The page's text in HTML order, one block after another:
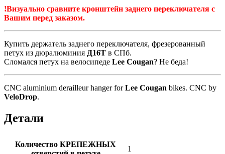
!Визуально сравните кронштейн заднего переключателя с
Вашим перед заказом.
Купить держатель заднего переключателя, фрезерованный
петух из дюралюминия Д16Т в СПб.
Сломался петух на велосипеде Lee Cougan? Не беда!
CNC aluminium derailleur hanger forLee Cougan bikes. CNC by
VeloDrop.
Детали
Количество КРЕПЕЖНЫХ
1